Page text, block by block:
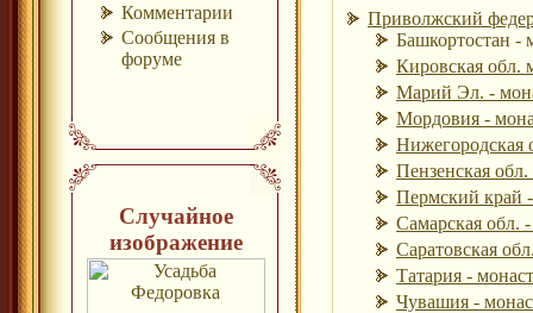
Комментарии
Сообщения в
форуме
Случайное
изображение
Приволжский
Башкортостан -
Кировская обл.
Марий Эл. -
Мордовия -
Нижегородская
Пензенская
Пермский край
Самарская обл.
Саратовская
Татария -
Чувашия -